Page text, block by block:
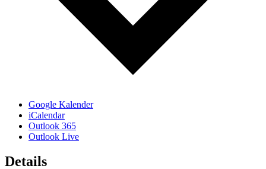
Google Kalender
iCalendar
Outlook 365
Outlook Live
Details